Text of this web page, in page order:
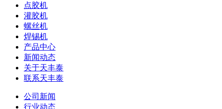
点胶机
灌胶机
螺丝机
焊锡机
产品中心
新闻动态
关于天丰泰
联系天丰泰
公司新闻
行业动态